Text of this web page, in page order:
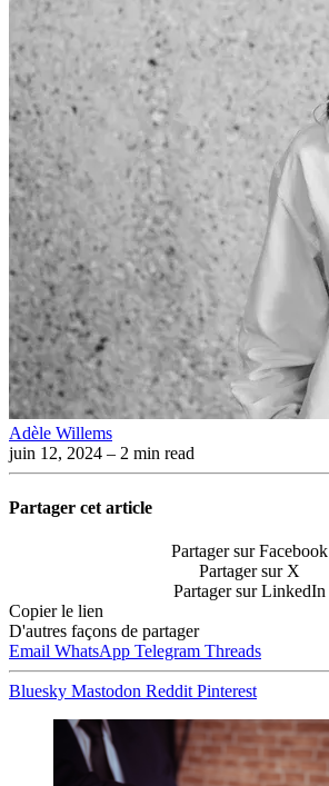
Adèle Willems
juin 12, 2024 – 2 min read
Partager cet article
Partager sur Facebook
Partager sur X
Partager sur LinkedIn
Copier le lien
D'autres façons de partager
Email WhatsApp Telegram Threads
Bluesky Mastodon Reddit Pinterest